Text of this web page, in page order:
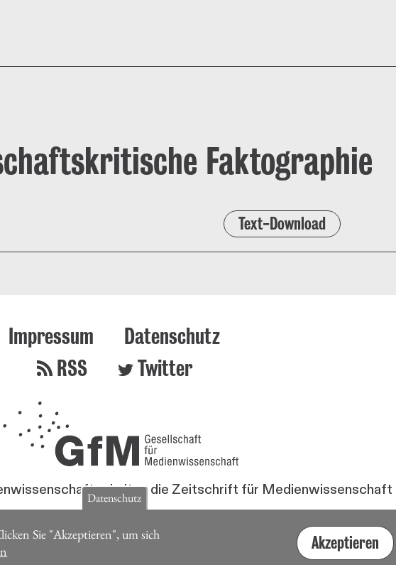
Faktographie
Text-Download
Impressum
Datenschutz
RSS
Twitter
erhalten die Zeitschrift für Medienwissenschaft
Jetzt Mitglied werden
Datenschutz
Sie "Akzeptieren", um sich
Akzeptieren